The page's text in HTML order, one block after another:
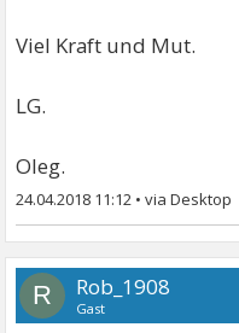
Viel Kraft und Mut.
LG.
Oleg.
24.04.2018 11:12 •
R Rob_1908
Gast